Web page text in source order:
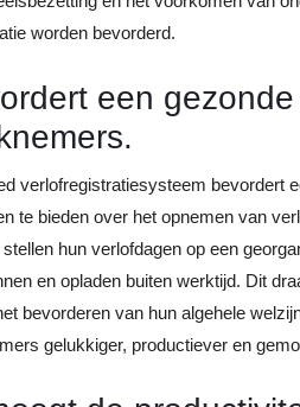
worden bevorderd.
een
verlofregistratiesysteem bevordert
te bieden over het opnemen van
hun verlofdagen op een
en opladen buiten werktijd. Dit
bevorderen van hun algehele
gelukkiger, productiever en